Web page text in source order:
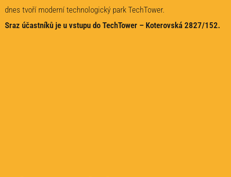
dnes tvoří moderní technologický park TechTower.
Sraz účastníků je u vstupu do TechTower – Koterovská 2827/152.